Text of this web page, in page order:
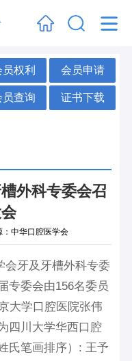
员权利 会员申请
员查询 证书下载
外科专委会召
中华口腔医学会
会牙及牙槽外科专委
专委会由156名委员
大学口腔医院张伟
四川大学华西口腔
氏笔画排序）: 王予